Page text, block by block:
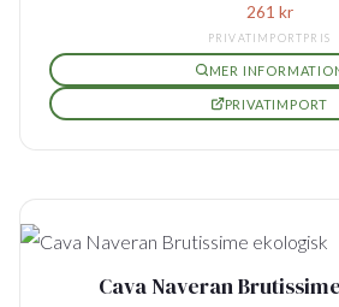
261 kr
PRIVATIMPORTPRIS
MER
PRIVATIMPORT
Cava Naveran